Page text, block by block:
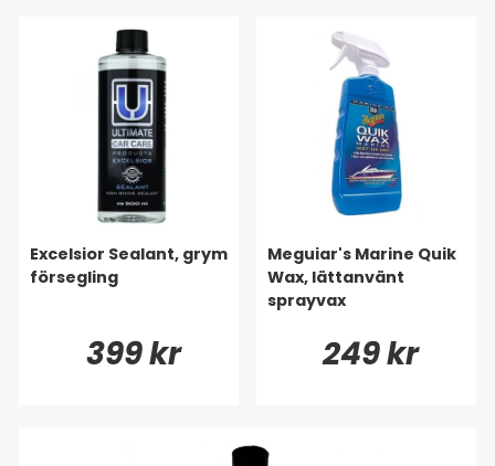
Excelsior Sealant, grym
försegling
399 kr
Meguiar's Marine Quik
Wax, lättanvänt
sprayvax
249 kr